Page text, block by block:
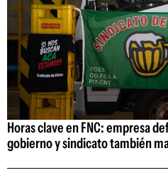
Horas clave en FNC: empresa
gobierno y sindicato también